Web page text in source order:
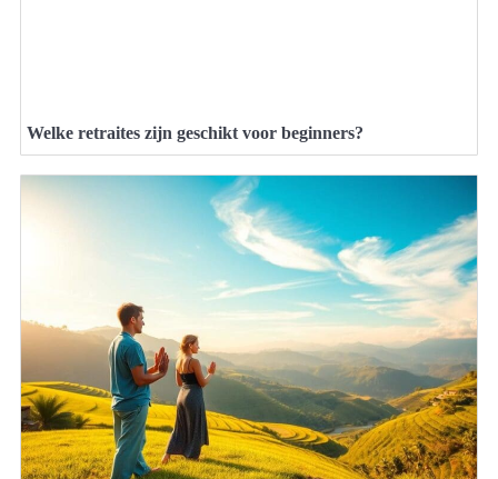
Welke retraites zijn geschikt voor beginners?